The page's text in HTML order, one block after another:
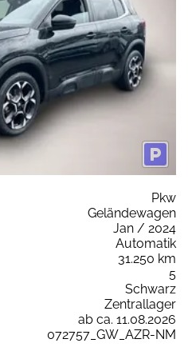
Pkw
Geländewagen
Jan / 2024
Automatik
31.250 km
5
Schwarz
Zentrallager
ab ca. 11.08.2026
072757_GW_AZR-NM